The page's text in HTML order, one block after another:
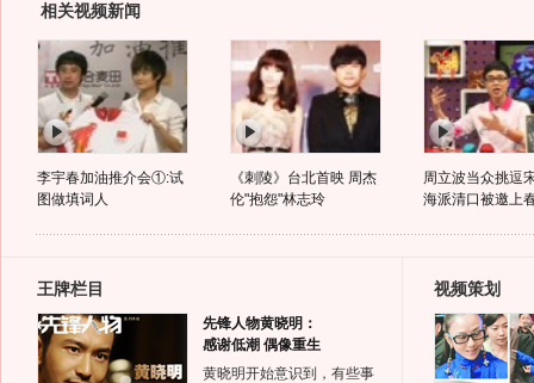
相关视频新闻
李宇春加油推介会①:试
图做填词人
《刺陵》台北首映 周杰
伦"抱怨"林志玲
周立波当众挑逗
海派清口被邀上
王牌栏目
先锋人物黄晓明：
感谢低潮 偶像重生
黄晓明开始意识到，有些事
视频策划